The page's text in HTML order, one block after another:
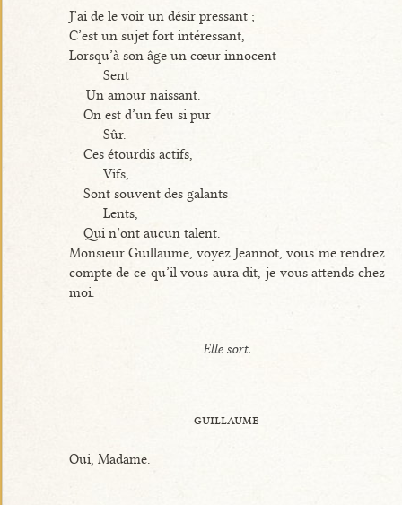
J’ai de le voir un désir pressant ;
C’est un sujet fort intéressant,
Lorsqu’à son âge un cœur innocent
Sent
Un amour naissant.
On est d’un feu si pur
Sûr.
Ces étourdis actifs,
Vifs,
Sont souvent des galants
Lents,
Qui n’ont aucun talent.
Monsieur Guillaume, voyez Jeannot, vous me rendrez
compte de ce qu’il vous aura dit, je vous attends chez
moi.
Elle sort.
guillaume
Oui, Madame.